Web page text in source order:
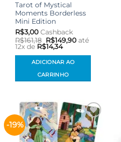
Tarot of Mystical
Moments Borderless
Mini Edition
R$3,00 Cashback
R$161,18 O
preço
original
era:
R$161,18.
R$149,90Oaté
12x de R$14,34
ADICIONAR AO
CARRINHO
-19%
Adicionar
aos meus
desejos